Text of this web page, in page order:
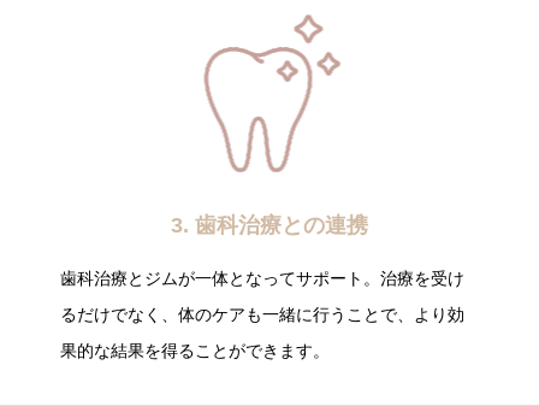
3. 歯科治療との連携
歯科治療とジムが一体となってサポート。治療を受け
るだけでなく、体のケアも一緒に行うことで、より効
果的な結果を得ることができます。